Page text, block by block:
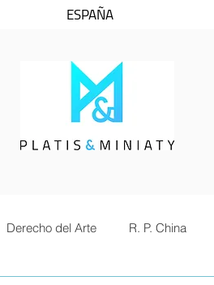
ESPAÑA
Derecho del Arte R. P. China